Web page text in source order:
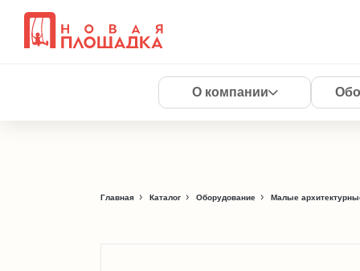
О компании
Главная Каталог Оборудование Малые